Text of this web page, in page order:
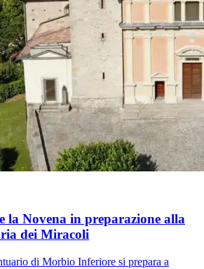
la Novena in preparazione alla
dei Miracoli
di Morbio Inferiore si prepara a